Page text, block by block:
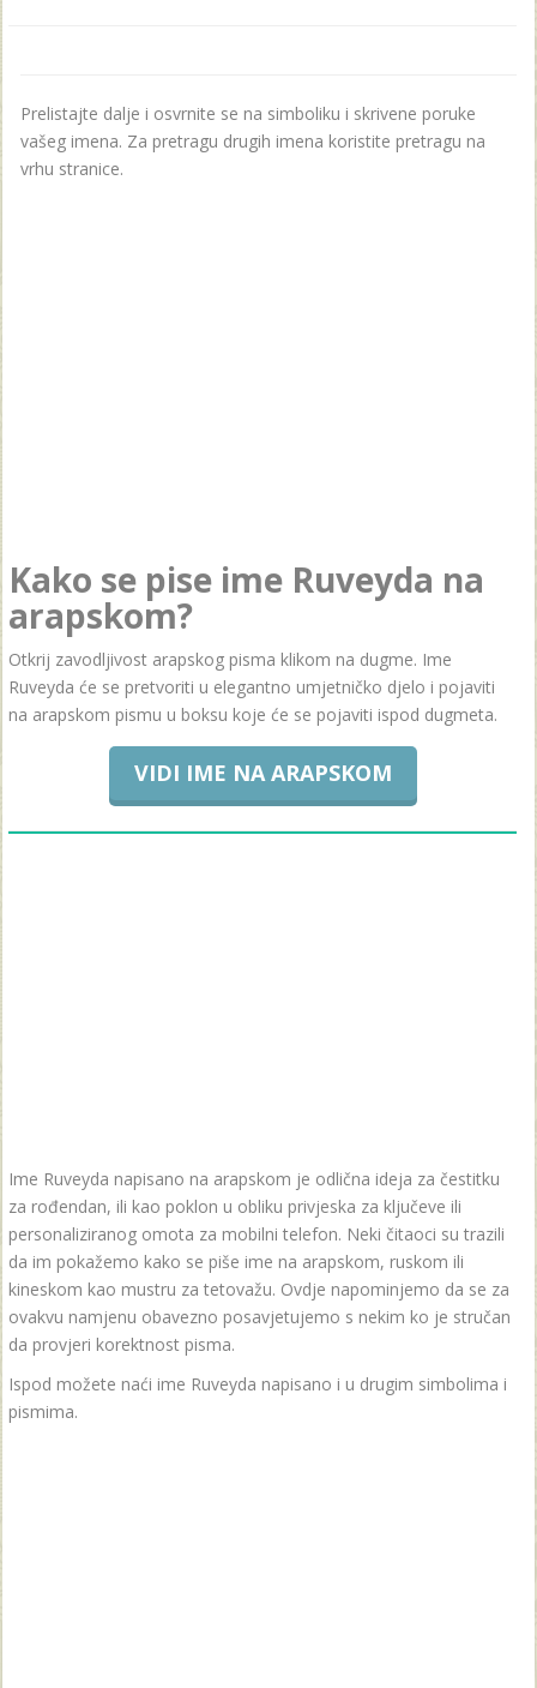
Prelistajte dalje i osvrnite se na simboliku i skrivene poruke
vašeg imena. Za pretragu drugih imena koristite pretragu na
vrhu stranice.
Kako se pise ime Ruveyda na
arapskom?
Otkrij zavodljivost arapskog pisma klikom na dugme. Ime
Ruveyda će se pretvoriti u elegantno umjetničko djelo i pojaviti
na arapskom pismu u boksu koje će se pojaviti ispod dugmeta.
VIDI IME NA ARAPSKOM
Ime Ruveyda napisano na arapskom je odlična ideja za čestitku
za rođendan, ili kao poklon u obliku privjeska za ključeve ili
personaliziranog omota za mobilni telefon. Neki čitaoci su trazili
da im pokažemo kako se piše ime na arapskom, ruskom ili
kineskom kao mustru za tetovažu. Ovdje napominjemo da se za
ovakvu namjenu obavezno posavjetujemo s nekim ko je stručan
da provjeri korektnost pisma.
Ispod možete naći ime Ruveyda napisano i u drugim simbolima i
pismima.